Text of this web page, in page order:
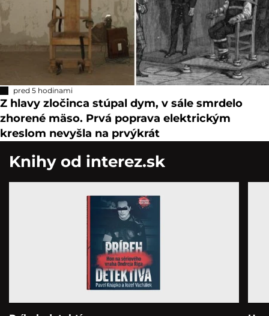
pred 5 hodinami
Z hlavy zločinca stúpal dym, v sále smrdelo
zhorené mäso. Prvá poprava elektrickým
kreslom nevyšla na prvýkrát
Knihy od interez.sk